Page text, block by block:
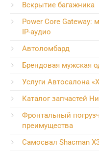
Вскрытие багажника
Power Core Gateway:
IP-аудио
Автоломбард
Брендовая мужская
Услуги Автосалона
Каталог запчастей
Фронтальный
преимущества
Самосвал Shacman